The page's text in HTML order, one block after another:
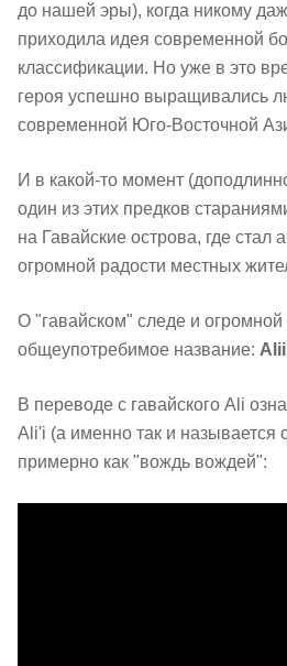
до нашей эры), когда никому
приходила идея современной
классификации. Но уже в это
героя успешно выращивались
современной Юго-Восточной
И в какой-то момент
один из этих предков
на Гавайские острова, где стал
огромной радости местных
О "гавайском" следе и огромной
общеупотребимое название:
В переводе с гавайского Ali
Ali'i (а именно так и называется
примерно как "вождь вождей":